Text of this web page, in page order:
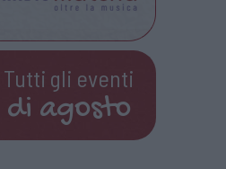
Tutti gli eventi
di agosto